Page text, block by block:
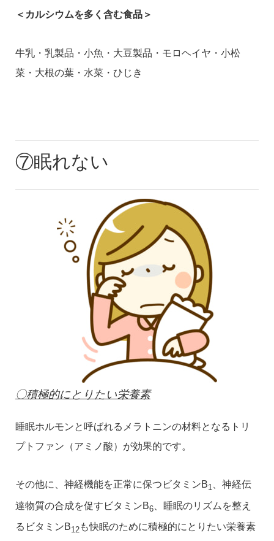
＜カルシウムを多く含む食品＞
牛乳・乳製品・小魚・大豆製品・モロヘイヤ・小松
菜・大根の葉・水菜・ひじき
⑦眠れない
〇積極的にとりたい栄養素
睡眠ホルモンと呼ばれるメラトニンの材料となるトリ
プトファン（アミノ酸）が効果的です。
その他に、神経機能を正常に保つビタミンB1、神経伝
達物質の合成を促すビタミンB6、睡眠のリズムを整え
るビタミンB12も快眠のために積極的にとりたい栄養素